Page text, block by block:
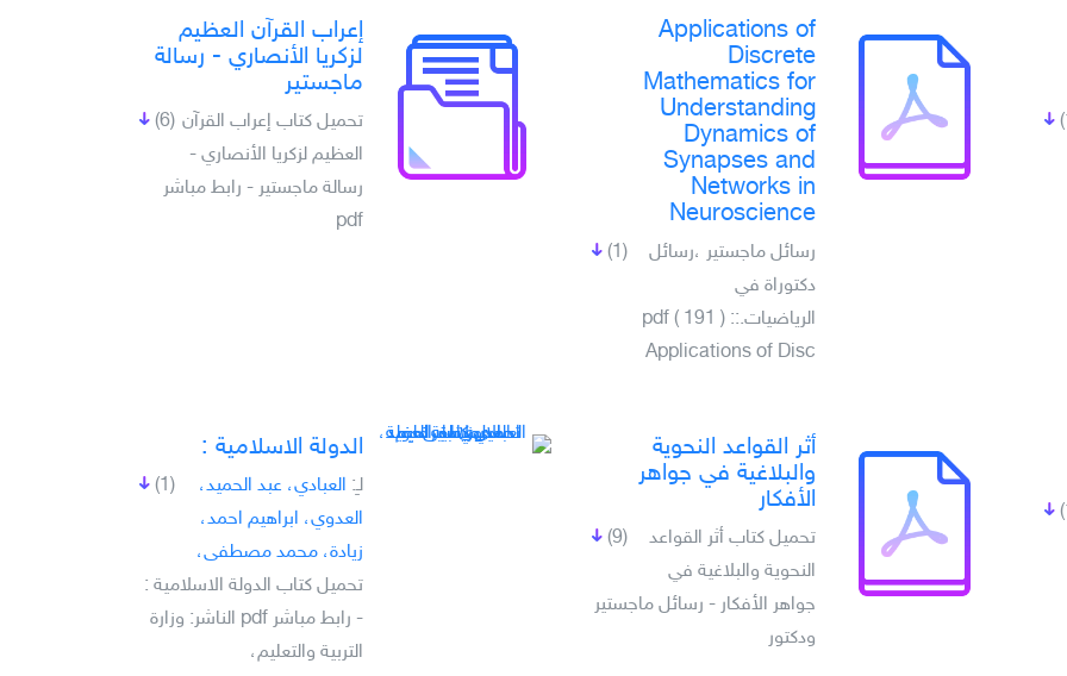
Applications of
Discrete
Mathematics for
Understanding
Dynamics of
Synapses and
Networks in
Neuroscience
(1)
رسائل ماجستير ،رسائل
دكتوراة في
الرياضيات.pdf ( 191 ) ::
Applications of Disc
إعراب القرآن العظيم
لزكريا الأنصاري - رسالة
ماجستير
(6) تحميل كتاب إعراب القرآن
العظيم لزكريا الأنصاري -
رسالة ماجستير - رابط مباشر
pdf
أثر القواعد النحوية
والبلاغية في جواهر
الأفكار
(9)
تحميل كتاب أثر القواعد
النحوية والبلاغية في
جواهر الأفكار - رسائل ماجستير
ودكتور
الدولة الاسلامية :
(1) لـِ: العبادي، عبد الحميد،
العدوي، ابراهيم احمد،
زيادة، محمد مصطفى،
تحميل كتاب الدولة الاسلامية :
- رابط مباشر pdf الناشر: وزارة
التربية والتعليم،